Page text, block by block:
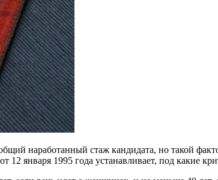
наработанный стаж кандидата, но такой
1995 года устанавливает, под какие